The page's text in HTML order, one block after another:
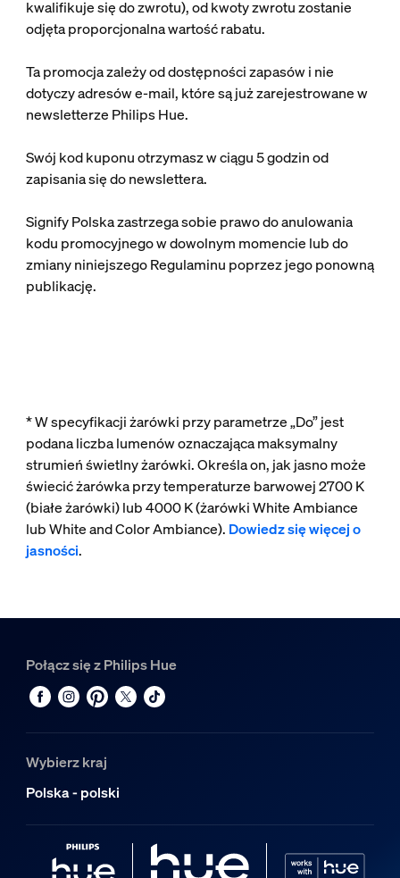
kwalifikuje się do zwrotu), od kwoty zwrotu zostanie
odjęta proporcjonalna wartość rabatu.
Ta promocja zależy od dostępności zapasów i nie
dotyczy adresów e-mail, które są już zarejestrowane w
newsletterze Philips Hue.
Swój kod kuponu otrzymasz w ciągu 5 godzin od
zapisania się do newslettera.
Signify Polska zastrzega sobie prawo do anulowania
kodu promocyjnego w dowolnym momencie lub do
zmiany niniejszego Regulaminu poprzez jego ponowną
publikację.
* W specyfikacji żarówki przy parametrze „Do” jest
podana liczba lumenów oznaczająca maksymalny
strumień świetlny żarówki. Określa on, jak jasno może
świecić żarówka przy temperaturze barwowej 2700 K
(białe żarówki) lub 4000 K (żarówki White Ambiance
lub White and Color Ambiance). Dowiedz się więcej o
jasności.
Połącz się z Philips Hue
Wybierz kraj
Polska - polski